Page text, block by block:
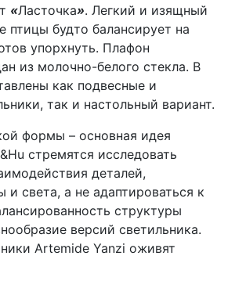
«Ласточка». Легкий и изящный
птицы будто балансирует на
упорхнуть. Плафон
из молочно-белого стекла. В
как подвесные и
так и настольный вариант.
формы – основная идея
стремятся исследовать
деталей,
света, а не адаптироваться к
структуры
версий светильника.
Artemide Yanzi оживят